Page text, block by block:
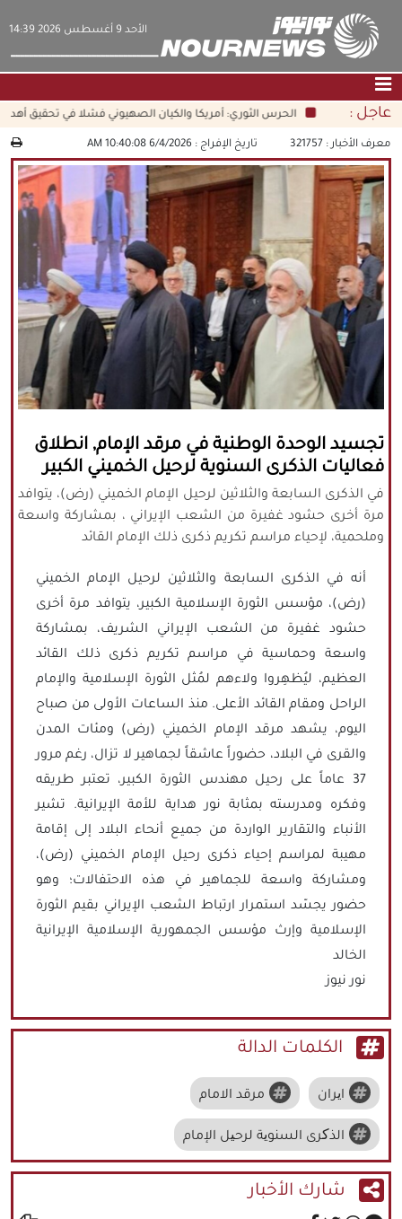
‫‫الأحد‬‬ 9 أغسطس 2026 14:39
الصفحة الرئيسية|التواصل معنا|من نحن
عناوين الأخبار
الثقافة والمجتمع
اقتصاد
سياسة
الوسائط المتعددة
|فارسي |
English
|العربيه |
|עברית русский |中文
يُرجى ذكر المصدر عند نقل أي موضوع عن
موقعنا
عاجل : الحرس الثوري: أمريكا والكيان الصهيوني فشلا في تحقيق
معرف الأخبار : 321757 تاريخ الإفراج :6/4/2026 10:40:08 AM
تجسيد الوحدة الوطنية في مرقد الإمام, انطلاق
فعاليات الذكرى السنوية لرحيل الخميني الكبير
في الذكرى السابعة والثلاثين لرحيل الإمام الخميني (رض)، يتوافد
مرة أخرى حشود غفيرة من الشعب الإيراني ، بمشاركة واسعة
وملحمية، لإحياء مراسم تكريم ذكرى ذلك الإمام القائد
أنه في الذكرى السابعة والثلاثين لرحيل الإمام الخميني
(رض)، مؤسس الثورة الإسلامية الكبير، يتوافد مرة أخرى
حشود غفيرة من الشعب الإيراني الشريف، بمشاركة
واسعة وحماسية في مراسم تكريم ذكرى ذلك القائد
العظيم، ليُظهِروا ولاءهم لمُثل الثورة الإسلامية والإمام
الراحل ومقام القائد الأعلى. منذ الساعات الأولى من صباح
اليوم، يشهد مرقد الإمام الخميني (رض) ومئات المدن
والقرى في البلاد، حضوراً عاشقاً لجماهير لا تزال، رغم مرور
37 عاماً على رحيل مهندس الثورة الكبير، تعتبر طريقه
وفكره ومدرسته بمثابة نور هداية للأمة الإيرانية. تشير
الأنباء والتقارير الواردة من جميع أنحاء البلاد إلى إقامة
مهيبة لمراسم إحياء ذكرى رحيل الإمام الخميني (رض)،
ومشاركة واسعة للجماهير في هذه الاحتفالات؛ وهو
حضور يجسّد استمرار ارتباط الشعب الإيراني بقيم الثورة
الإسلامية وإرث مؤسس الجمهورية الإسلامية الإيرانية
الخالد
نور نيوز
الكلمات الدالة
ایران مرقد الامام
الذکرى السنویة لرحیل الإمام
شارك الأخبار